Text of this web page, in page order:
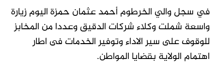
في سجل والي الخرطوم أحمد عثمان حمزة اليوم زيارة
واسعة شملت وكلاء شركات الدقيق وعددا من المخابز
للوقوف على سير الاداء وتوفير الخدمات فى اطار
اهتمام الولاية بقضايا المواطن.